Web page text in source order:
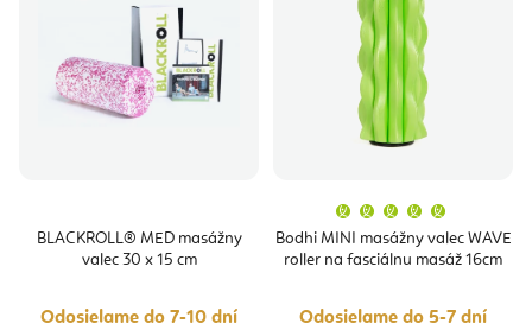
BLACKROLL® MED masážny
valec 30 x 15 cm
Odosielame do 7-10 dní
Bodhi MINI masážny valec WAVE
roller na fasciálnu masáž 16cm
produktu
je
5,0
Odosielame do 5-7 dní